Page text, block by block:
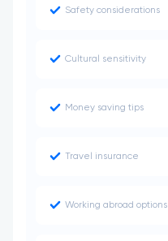
Safety considerations
Cultural sensitivity
Money saving tips
Travel insurance
Working abroad options